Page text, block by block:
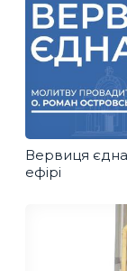
Вервиця
ефірі